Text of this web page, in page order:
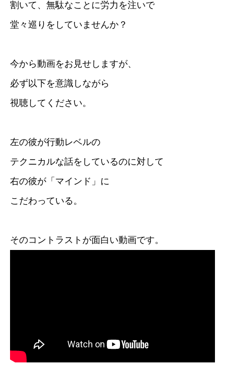
割いて、無駄なことに労力を注いで
堂々巡りをしていませんか？
今から動画をお見せしますが、
必ず以下を意識しながら
視聴してください。
左の彼が行動レベルの
テクニカルな話をしているのに対して
右の彼が「マインド」に
こだわっている。
そのコントラストが面白い動画です。